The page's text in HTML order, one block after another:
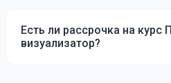
Есть ли рассрочка на курс
визуализатор?